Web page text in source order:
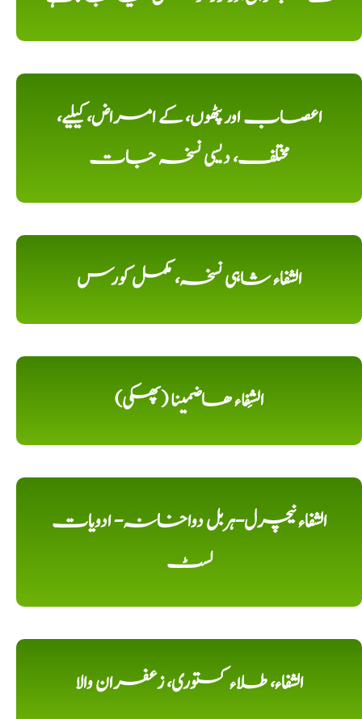
اعصاب اور پٹھوں، کے امراض، کیلیے،
مختلف، دیسی نسخہ جات
الشفاء شاہی نسخہ، مکمل کورس
الشِفاء ھاضمینا (پھکی)
الشفاء نیچرل-ہربل دواخانہ- ادویات
لسٹ
الشفاء، طلاء کستوری، زعفران والا